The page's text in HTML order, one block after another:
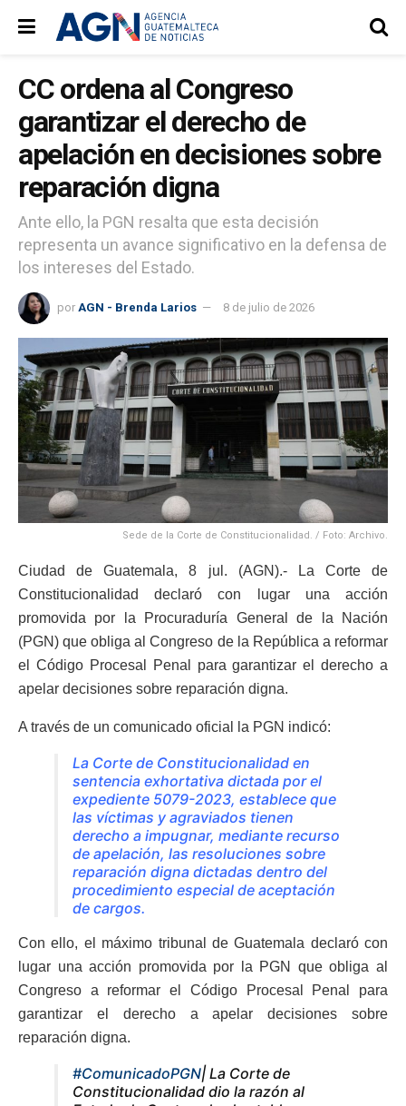
CC ordena al Congreso
garantizar el derecho de
apelación en decisiones sobre
reparación digna
Ante ello, la PGN resalta que esta decisión
representa un avance significativo en la defensa de
los intereses del Estado.
por AGN - Brenda Larios 8 de julio de 2026
Sede de la Corte de Constitucionalidad. / Foto: Archivo.
Ciudad de Guatemala, 8 jul. (AGN).- La Corte de
Constitucionalidad declaró con lugar una acción
promovida por la Procuraduría General de la Nación
(PGN) que obliga al Congreso de la República a reformar
el Código Procesal Penal para garantizar el derecho a
apelar decisiones sobre reparación digna.
A través de un comunicado oficial la PGN indicó:
La Corte de Constitucionalidad en
sentencia exhortativa dictada por el
expediente 5079-2023, establece que
las víctimas y agraviados tienen
derecho a impugnar, mediante recurso
de apelación, las resoluciones sobre
reparación digna dictadas dentro del
procedimiento especial de aceptación
de cargos.
Con ello, el máximo tribunal de Guatemala declaró con
lugar una acción promovida por la PGN que obliga al
Congreso a reformar el Código Procesal Penal para
garantizar el derecho a apelar decisiones sobre
reparación digna.
#ComunicadoPGN| La Corte de
Constitucionalidad dio la razón al